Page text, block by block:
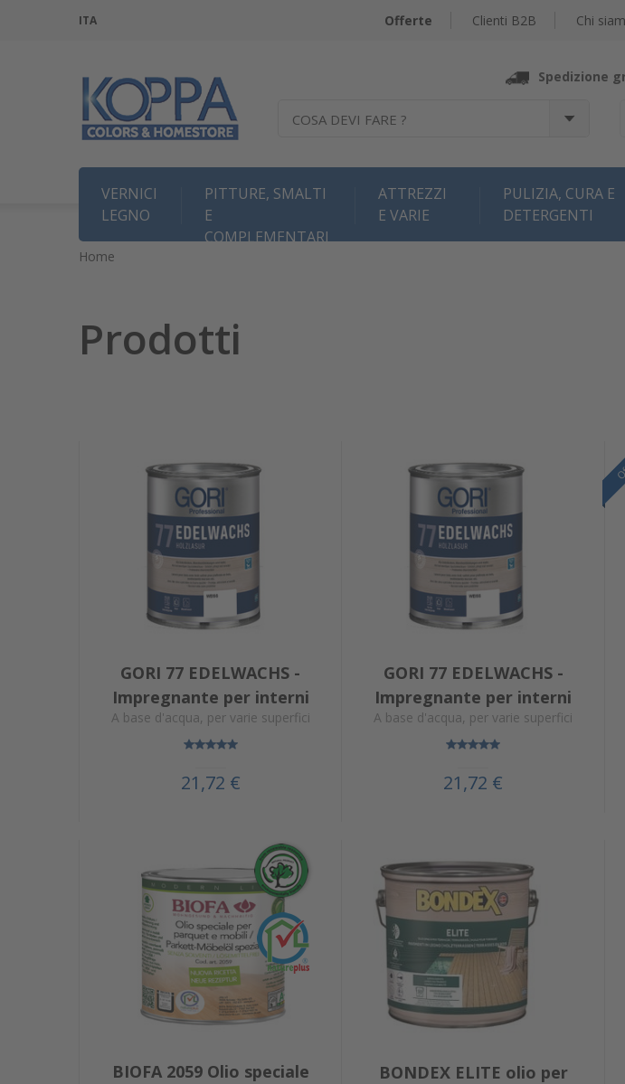
ITA Offerte Clienti B2B Chi
Spedizione
COSA DEVI FARE ?
VERNICI
LEGNO
PITTURE, SMALTI
E
COMPLEMENTARI
ATTREZZI
E VARIE
PULIZIA, CURA E
DETERGENTI
Home
Prodotti
GORI 77 EDELWACHS -
Impregnante per interni
A base d'acqua, per varie superfici
21,72 €
GORI 77 EDELWACHS -
Impregnante per interni
A base d'acqua, per varie superfici
21,72 €
BIOFA 2059 Olio speciale
BONDEX ELITE olio per